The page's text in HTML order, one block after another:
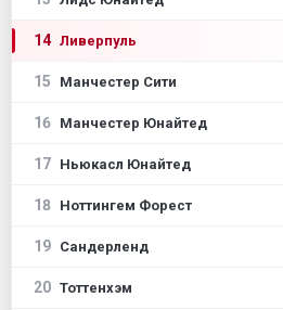
14 Ливерпуль
15 Манчестер Сити
16 Манчестер Юнайтед
17 Ньюкасл Юнайтед
18 Ноттингем Форест
19 Сандерленд
20 Тоттенхэм